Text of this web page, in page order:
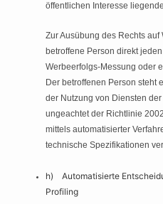
öffentlichen Interesse
Zur Ausübung des Rechts
betroffene Person direkt
Werbeerfolgs-Messung oder
Der betroffenen Person steht
der Nutzung von Diensten
ungeachtet der Richtlinie
mittels automatisierter
technische Spezifikationen
h) Automatisierte
Profiling